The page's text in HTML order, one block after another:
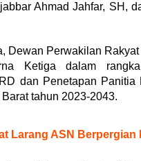
Ahmad Jahfar, SH,
Dewan Perwakilan
Ketiga dalam
dan Penetapan
tahun 2023-2043.
Larang ASN Berpergian